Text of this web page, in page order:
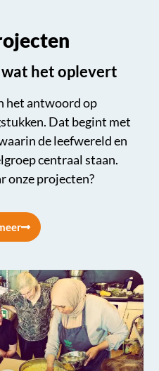
het oplevert
het antwoord op
Dat begint met
de leefwereld en
centraal staan.
onze projecten?